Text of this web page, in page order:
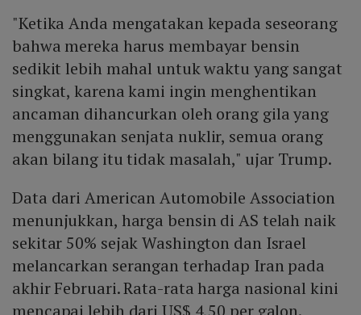
"Ketika Anda mengatakan kepada seseorang
bahwa mereka harus membayar bensin
sedikit lebih mahal untuk waktu yang sangat
singkat, karena kami ingin menghentikan
ancaman dihancurkan oleh orang gila yang
menggunakan senjata nuklir, semua orang
akan bilang itu tidak masalah," ujar Trump.
Data dari American Automobile Association
menunjukkan, harga bensin di AS telah naik
sekitar 50% sejak Washington dan Israel
melancarkan serangan terhadap Iran pada
akhir Februari. Rata-rata harga nasional kini
mencapai lebih dari US$ 4,50 per galon.